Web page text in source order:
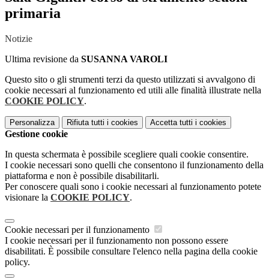
primaria
Notizie
Ultima revisione da SUSANNA VAROLI
Questo sito o gli strumenti terzi da questo utilizzati si avvalgono di
cookie necessari al funzionamento ed utili alle finalità illustrate nella
COOKIE POLICY.
Personalizza Rifiuta tutti i cookies Accetta tutti i cookies
Gestione cookie
In questa schermata è possibile scegliere quali cookie consentire.
I cookie necessari sono quelli che consentono il funzionamento della
piattaforma e non è possibile disabilitarli.
Per conoscere quali sono i cookie necessari al funzionamento potete
visionare la COOKIE POLICY.
Cookie necessari per il funzionamento
I cookie necessari per il funzionamento non possono essere
disabilitati. È possibile consultare l'elenco nella pagina della cookie
policy.